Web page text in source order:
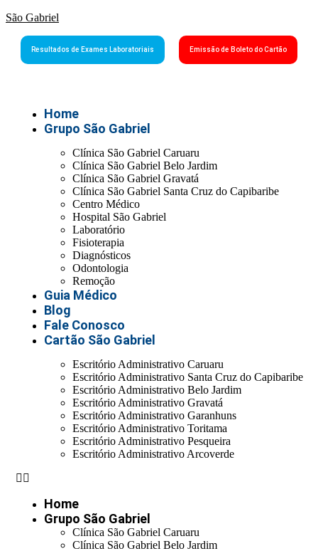
São Gabriel
Resultados de Exames Laboratoriais Emissão de Boleto do Cartão
Home
Grupo São Gabriel
Clínica São Gabriel Caruaru
Clínica São Gabriel Belo Jardim
Clínica São Gabriel Gravatá
Clínica São Gabriel Santa Cruz do Capibaribe
Centro Médico
Hospital São Gabriel
Laboratório
Fisioterapia
Diagnósticos
Odontologia
Remoção
Guia Médico
Blog
Fale Conosco
Cartão São Gabriel
Escritório Administrativo Caruaru
Escritório Administrativo Santa Cruz do Capibaribe
Escritório Administrativo Belo Jardim
Escritório Administrativo Gravatá
Escritório Administrativo Garanhuns
Escritório Administrativo Toritama
Escritório Administrativo Pesqueira
Escritório Administrativo Arcoverde
Home
Grupo São Gabriel
Clínica São Gabriel Caruaru
Clínica São Gabriel Belo Jardim